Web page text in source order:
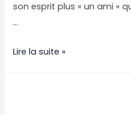
son esprit plus « un ami »
…
Ce
Lire la suite »